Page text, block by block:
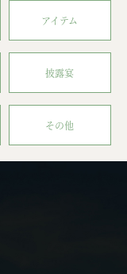
アイテム
披露宴
その他